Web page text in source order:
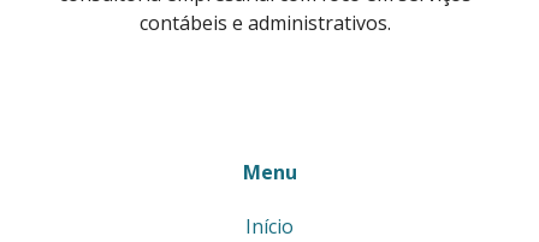
contábeis e administrativos.
Menu
Início